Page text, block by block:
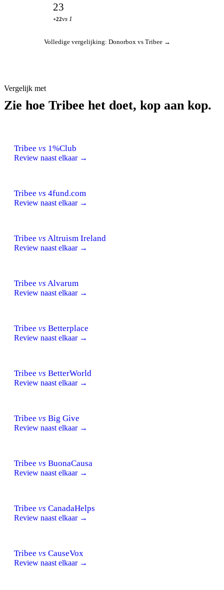
23
+22vs 1
Volledige vergelijking: Donorbox vs Tribee →
Vergelijk met
Zie hoe Tribee het doet, kop aan kop.
Tribee vs 1%Club
Review naast elkaar →
Tribee vs 4fund.com
Review naast elkaar →
Tribee vs Altruism Ireland
Review naast elkaar →
Tribee vs Alvarum
Review naast elkaar →
Tribee vs Betterplace
Review naast elkaar →
Tribee vs BetterWorld
Review naast elkaar →
Tribee vs Big Give
Review naast elkaar →
Tribee vs BuonaCausa
Review naast elkaar →
Tribee vs CanadaHelps
Review naast elkaar →
Tribee vs CauseVox
Review naast elkaar →